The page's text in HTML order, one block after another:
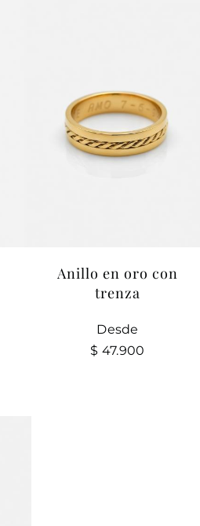
Anillo en oro con
trenza
Desde
$ 47.900